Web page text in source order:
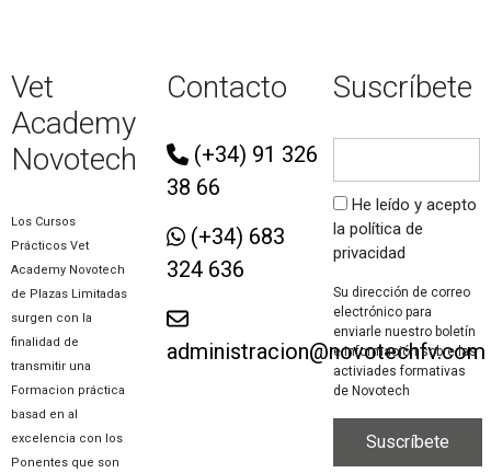
Vet
Academy
Novotech
Los Cursos
Prácticos Vet
Academy Novotech
de Plazas Limitadas
surgen con la
finalidad de
transmitir una
Formacion práctica
basad en al
excelencia con los
Ponentes que son
Contacto
(+34) 91 326
38 66
(+34) 683
324 636
administracion@novotechfv.com
Suscríbete
He leído y acepto
la política de
privacidad
Su dirección de correo
electrónico para
enviarle nuestro boletín
e información sobre las
activiades formativas
de Novotech